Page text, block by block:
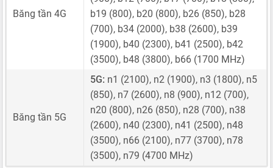
Băng tần 4G
b19 (800), b20 (800), b26 (850), b28
(700), b34 (2000), b38 (2600), b39
(1900), b40 (2300), b41 (2500), b42
(3500), b48 (3800), b66 (1700 MHz)
Băng tần 5G
5G: n1 (2100), n2 (1900), n3 (1800), n5
(850), n7 (2600), n8 (900), n12 (700),
n20 (800), n26 (850), n28 (700), n38
(2600), n40 (2300), n41 (2500), n48
(3500), n66 (2100), n77 (3700), n78
(3500), n79 (4700 MHz)